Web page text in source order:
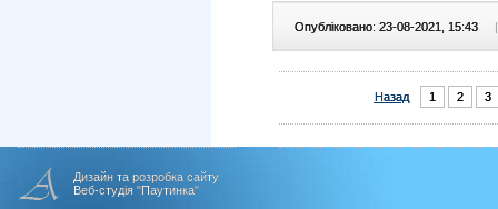
Опубліковано: 23-08-2021, 15:43 |
Назад 1 2 3
Дизайн та розробка сайту
Веб-студія "Паутинка"